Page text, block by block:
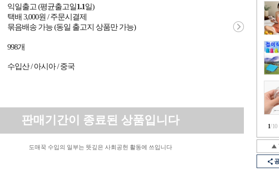
1/10
익일출고 (평균출고일1.1일)
택배 3,000원 / 주문시결제
묶음배송 가능 (동일 출고지 상품만 가능)
998개
수입산 / 아시아 / 중국
판매기간이 종료된 상품입니다
도매꾹 수입의 일부는 뜻깊은 사회공헌 활동에 쓰입니다